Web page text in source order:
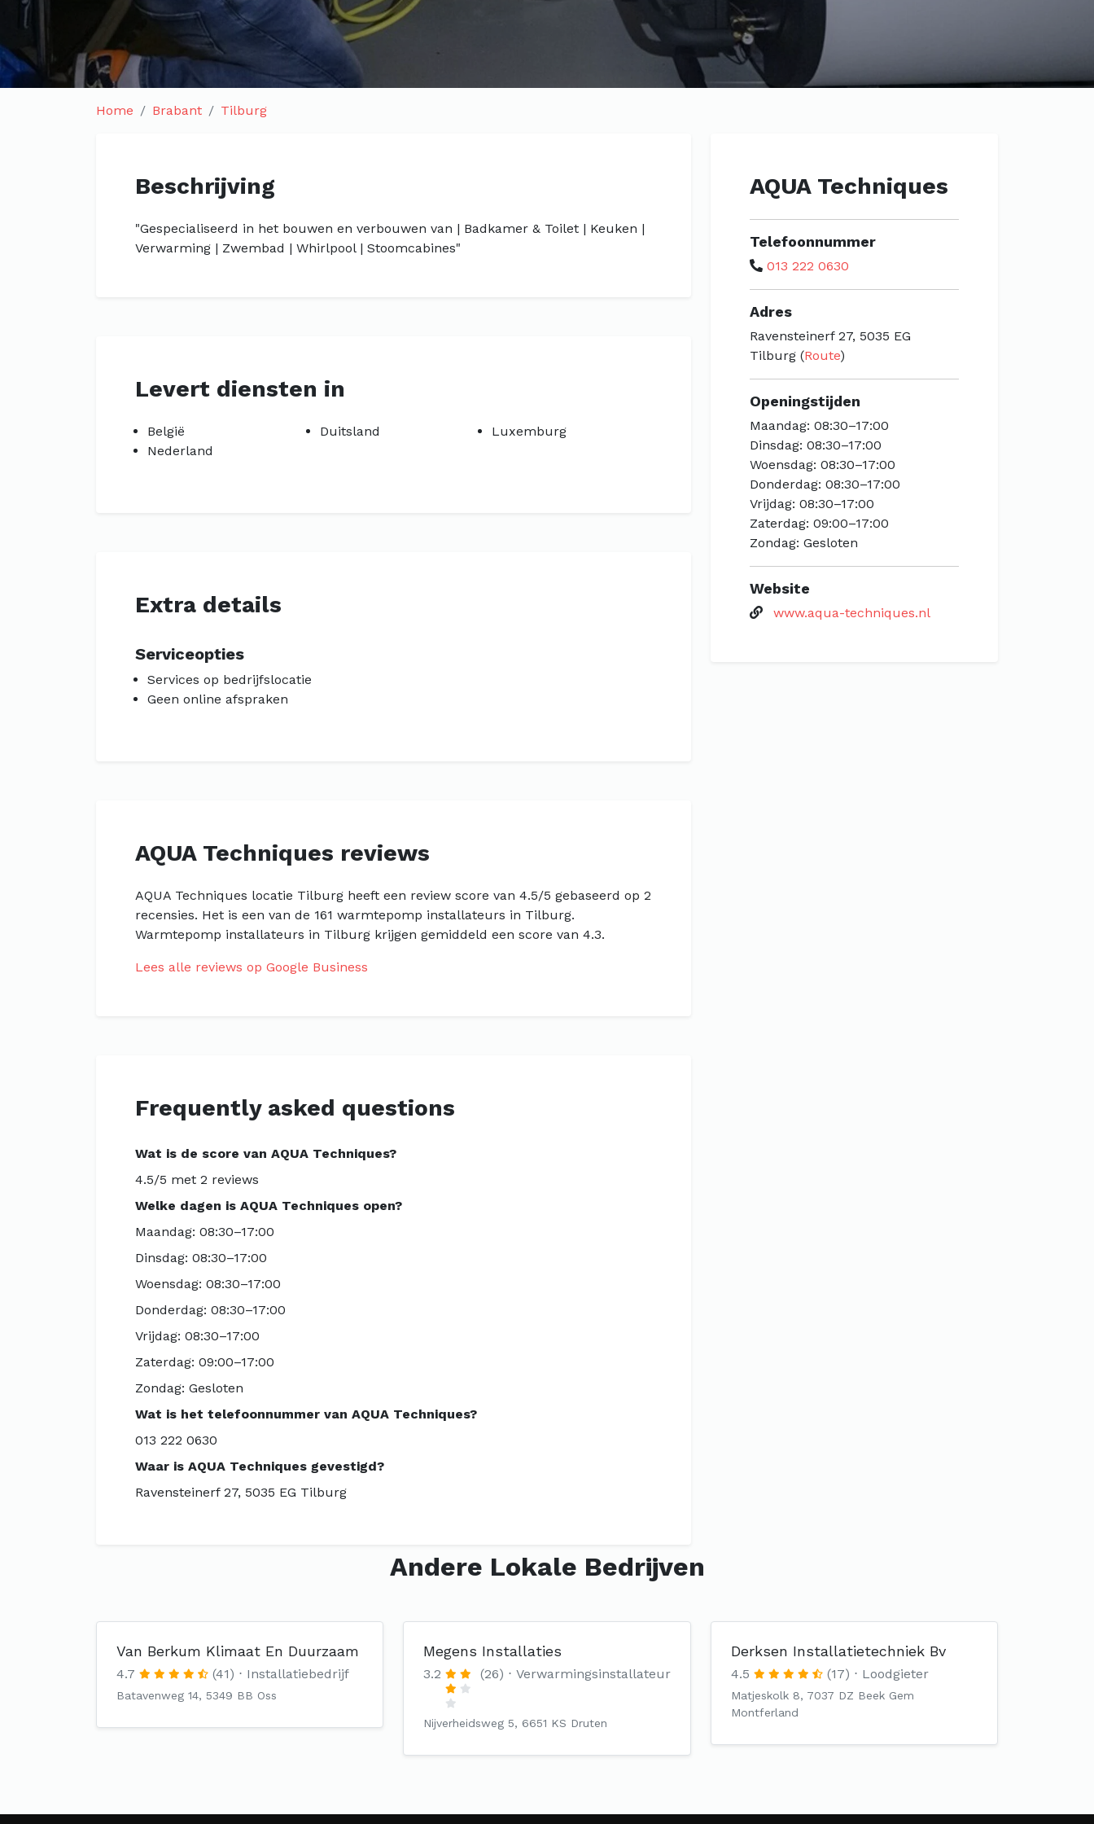
Home Brabant Tilburg
Beschrijving
"Gespecialiseerd in het bouwen en verbouwen van | Badkamer & Toilet | Keuken |
Verwarming | Zwembad | Whirlpool | Stoomcabines"
Levert diensten in
België Duitsland
Luxemburg
Nederland
Extra details
Serviceopties
Services op bedrijfslocatie
Geen online afspraken
AQUA Techniques reviews
AQUA Techniques locatie Tilburg heeft een review score van 4.5/5 gebaseerd op 2
recensies. Het is een van de 161 warmtepomp installateurs in Tilburg.
Warmtepomp installateurs in Tilburg krijgen gemiddeld een score van 4.3.
Lees alle reviews op Google Business
Frequently asked questions
Wat is de score van AQUA Techniques?
4.5/5 met 2 reviews
Welke dagen is AQUA Techniques open?
Maandag: 08:30–17:00
Dinsdag: 08:30–17:00
Woensdag: 08:30–17:00
Donderdag: 08:30–17:00
Vrijdag: 08:30–17:00
Zaterdag: 09:00–17:00
Zondag: Gesloten
Wat is het telefoonnummer van AQUA Techniques?
013 222 0630
Waar is AQUA Techniques gevestigd?
Ravensteinerf 27, 5035 EG Tilburg
AQUA Techniques
Telefoonnummer
013 222 0630
Adres
Ravensteinerf 27, 5035 EG
Tilburg (Route)
Openingstijden
Maandag: 08:30–17:00
Dinsdag: 08:30–17:00
Woensdag: 08:30–17:00
Donderdag: 08:30–17:00
Vrijdag: 08:30–17:00
Zaterdag: 09:00–17:00
Zondag: Gesloten
Website
www.aqua-techniques.nl
Andere Lokale Bedrijven
Van Berkum Klimaat En Duurzaam
4.7 (41) Installatiebedrijf
Batavenweg 14, 5349 BB Oss
Megens Installaties
3.2 (26) Verwarmingsinstallateur
Nijverheidsweg 5, 6651 KS Druten
Derksen Installatietechniek Bv
4.5 (17) Loodgieter
Matjeskolk 8, 7037 DZ Beek Gem
Montferland